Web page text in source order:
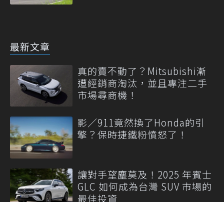
最新文章
真的賣不動了？Mitsubishi漸
遭經銷商淘汰，並且專注二手
市場尋商機！
影／911竟然換了Honda的引
擎？保時捷鐵粉憤怒了！
讓對手望塵莫及！2025 年賓士
GLC 如何成為台灣 SUV 市場的
最佳投資